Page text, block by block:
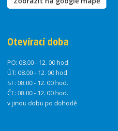
Otevírací doba
PO: 08.00 - 12. 00 hod.
ÚT: 08.00 - 12. 00 hod.
ST: 08.00 - 12. 00 hod.
ČT: 08.00 - 12. 00 hod.
v jinou dobu po dohodě